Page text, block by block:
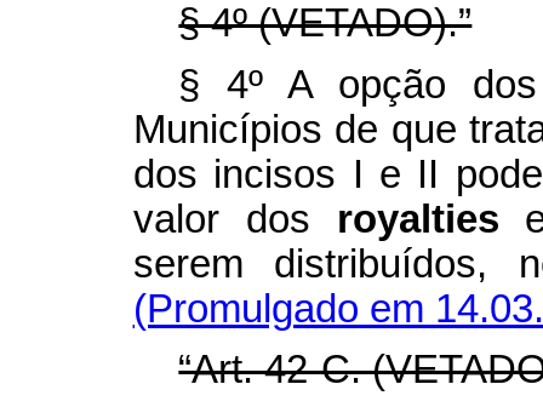
§ 4º (VETADO).”
§ 4º A opção
Municípios de que
dos incisos I e II
valor dos royalties
serem distribuídos,
(Promulgado em
“Art. 42-C.